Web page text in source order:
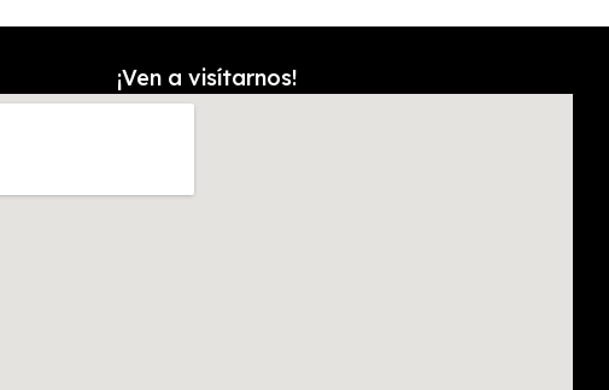
¡Ven a visítarnos!